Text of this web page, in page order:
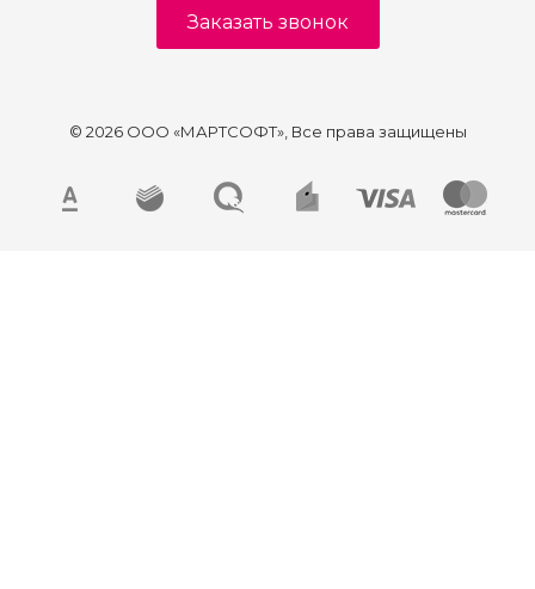
Заказать звонок
© 2026 ООО «МАРТСОФТ», Все права защищены